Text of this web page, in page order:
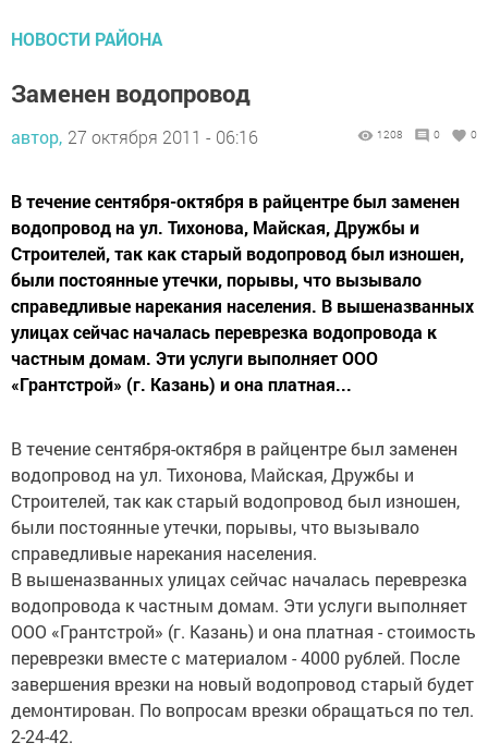
НОВОСТИ РАЙОНА
Заменен водопровод
автор, 27 октября 2011 - 06:16 1208 0 0
В течение сентября-октября в райцентре был заменен
водопровод на ул. Тихонова, Майская, Дружбы и
Строителей, так как старый водопровод был изношен,
были постоянные утечки, порывы, что вызывало
справедливые нарекания населения. В вышеназванных
улицах сейчас началась переврезка водопровода к
частным домам. Эти услуги выполняет ООО
«Грантстрой» (г. Казань) и она платная...
В течение сентября-октября в райцентре был заменен
водопровод на ул. Тихонова, Майская, Дружбы и
Строителей, так как старый водопровод был изношен,
были постоянные утечки, порывы, что вызывало
справедливые нарекания населения.
В вышеназванных улицах сейчас началась переврезка
водопровода к частным домам. Эти услуги выполняет
ООО «Грантстрой» (г. Казань) и она платная - стоимость
переврезки вместе с материалом - 4000 рублей. После
завершения врезки на новый водопровод старый будет
демонтирован. По вопросам врезки обращаться по тел.
2-24-42.